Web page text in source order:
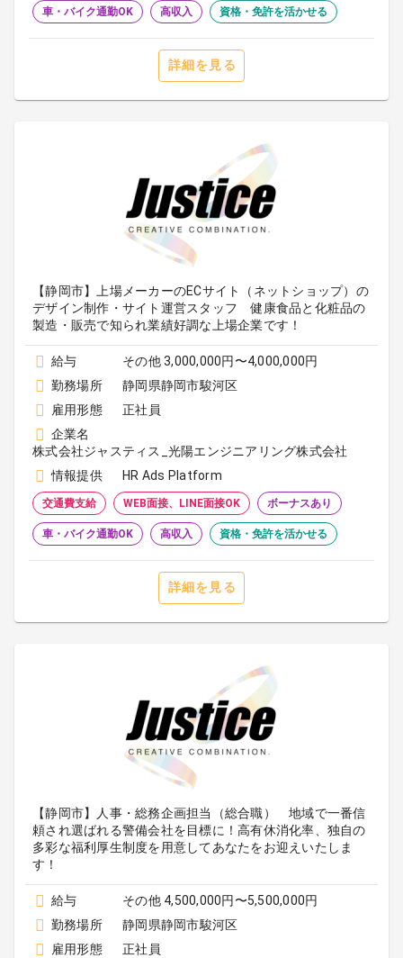
車・バイク通勤OK 高収入 資格・免許を活かせる
詳細を見る
【静岡市】上場メーカーのECサイト（ネットショップ）の
デザイン制作・サイト運営スタッフ 健康食品と化粧品の
製造・販売で知られ業績好調な上場企業です！
給与
その他 3,000,000円〜4,000,000円
勤務場所
静岡県静岡市駿河区
雇用形態
正社員
企業名
株式会社ジャスティス_光陽エンジニアリング株式会社
情報提供
HR Ads Platform
交通費支給 WEB面接、LINE面接OK ボーナスあり
車・バイク通勤OK 高収入 資格・免許を活かせる
詳細を見る
【静岡市】人事・総務企画担当（総合職） 地域で一番信
頼され選ばれる警備会社を目標に！高有休消化率、独自の
多彩な福利厚生制度を用意してあなたをお迎えいたしま
す！
給与
その他 4,500,000円〜5,500,000円
勤務場所
静岡県静岡市駿河区
雇用形態
正社員